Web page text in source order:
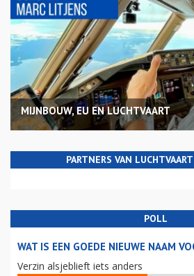
MIJNBOUW, EU EN LUCHTVAART
PARTNERS VAN
POLL
WAT IS EEN GOEDE NIEUWE NAAM
Verzin alsjeblieft iets anders